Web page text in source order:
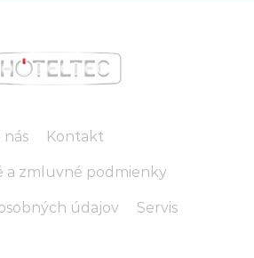
nás Kontakt
a zmluvné podmienky
údajov Servis